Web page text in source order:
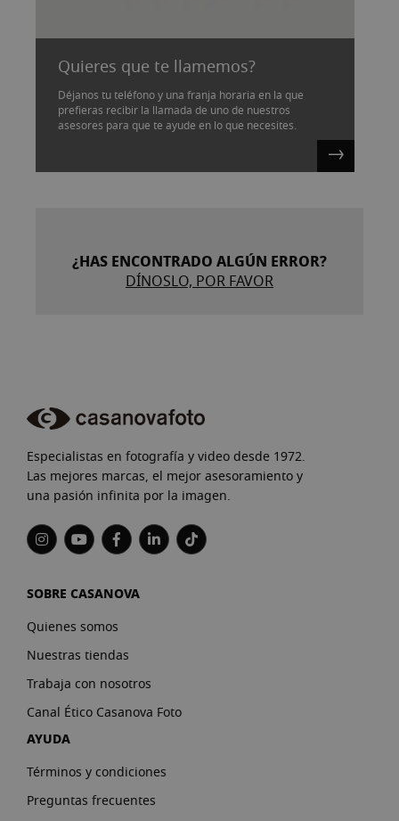
Quieres que te llamemos?
Déjanos tu teléfono y una franja horaria en la que
prefieras recibir la llamada de uno de nuestros
asesores para que te ayude en lo que necesites.
¿HAS ENCONTRADO ALGÚN ERROR?
DÍNOSLO, POR FAVOR
Especialistas en fotografía y video desde 1972.
Las mejores marcas, el mejor asesoramiento y
una pasión infinita por la imagen.
SOBRE CASANOVA
Quienes somos
Nuestras tiendas
Trabaja con nosotros
Canal Ético Casanova Foto
AYUDA
Términos y condiciones
Preguntas frecuentes